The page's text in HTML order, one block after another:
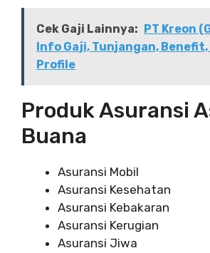
Cek Gaji Lainnya: PT Kreon
Info Gaji, Tunjangan, Benefit,
Profile
Produk Asuransi
Buana
Asuransi Mobil
Asuransi Kesehatan
Asuransi Kebakaran
Asuransi Kerugian
Asuransi Jiwa